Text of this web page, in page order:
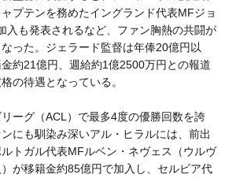
プテンを務めたイングランド代表MFジョ
入も発表されるなど、ファン胸熱の共闘が
った。ジェラード監督は年俸20億円以
金約21億円、週給約1億2500万円との報道
の待遇となっている。
ーグ（ACL）で最多4度の優勝回数を誇
にも馴染み深いアル・ヒラルには、前出
トガル代表MFルベン・ネヴェス（ウルヴ
が移籍金約85億円で加入し、セルビア代